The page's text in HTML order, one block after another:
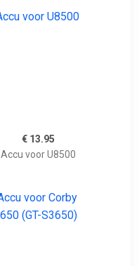
€ 13.95
Accu voor U8500